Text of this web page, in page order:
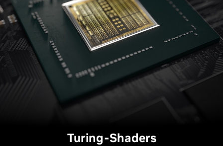
Turing-Shaders